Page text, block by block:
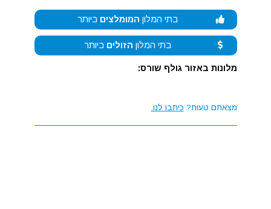
בתי המלון המומלצים ביותר
בתי המלון הזולים ביותר
מלונות באזור גולף שורס:
מצאתם טעות? כיתבו לנו.